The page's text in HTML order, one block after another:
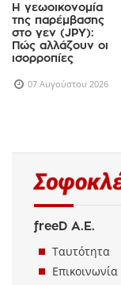
Η γεωοικονομία
της παρέμβασης
στο γεν (JPY):
Πώς αλλάζουν οι
ισορροπίες
07 Αυγούστου 2026
freeD Α.Ε.
Ταυτότητα
Επικοινωνία